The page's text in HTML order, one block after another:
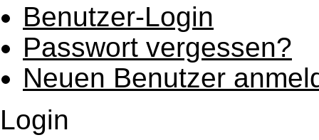
Benutzer-Login
Passwort vergessen?
Neuen Benutzer
Login